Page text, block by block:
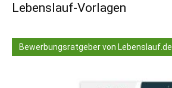
Lebenslauf-Vorlagen
Bewerbungsratgeber von Lebenslauf.de